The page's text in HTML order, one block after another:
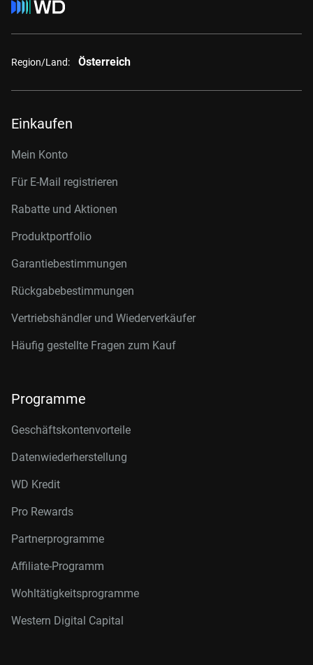
Region/Land: Österreich
Einkaufen
Mein Konto
Für E-Mail registrieren
Rabatte und Aktionen
Produktportfolio
Garantiebestimmungen
Rückgabebestimmungen
Vertriebshändler und Wiederverkäufer
Häufig gestellte Fragen zum Kauf
Programme
Geschäftskontenvorteile
Datenwiederherstellung
WD Kredit
Pro Rewards
Partnerprogramme
Affiliate-Programm
Wohltätigkeitsprogramme
Western Digital Capital